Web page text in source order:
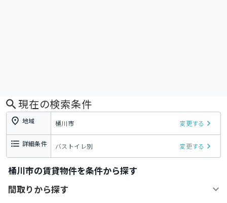
現在の検索条件
地域 桶川市 変更する
詳細条件 バストイレ別 変更する
桶川市の賃貸物件を条件から探す
間取りから探す